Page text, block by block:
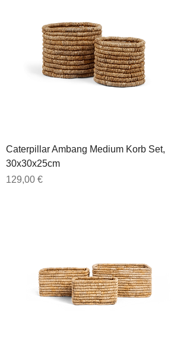
Caterpillar Ambang Medium Korb Set,
30x30x25cm
Preis
129,00 €